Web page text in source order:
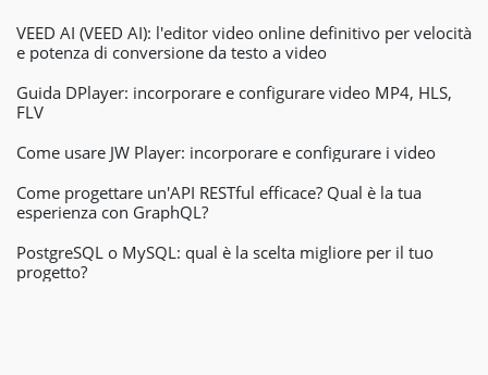
VEED AI (VEED AI): l'editor video online definitivo per velocità
e potenza di conversione da testo a video
Guida DPlayer: incorporare e configurare video MP4, HLS,
FLV
Come usare JW Player: incorporare e configurare i video
Come progettare un'API RESTful efficace? Qual è la tua
esperienza con GraphQL?
PostgreSQL o MySQL: qual è la scelta migliore per il tuo
progetto?